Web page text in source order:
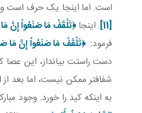
است. اما اينجا يک حرف است
[11]
. اينجا﴿تَلْقَفْ مَا صَنَعُواْ إِنَّ
فرمود: ﴿تَلْقَفْ مَا صَنَعُواْ إِنَّ مَا
دست راستت بيانداز، اين عصا
شفاف تر ممکن نيست، اما بعد
به اينکه کيد را خورد. وجود